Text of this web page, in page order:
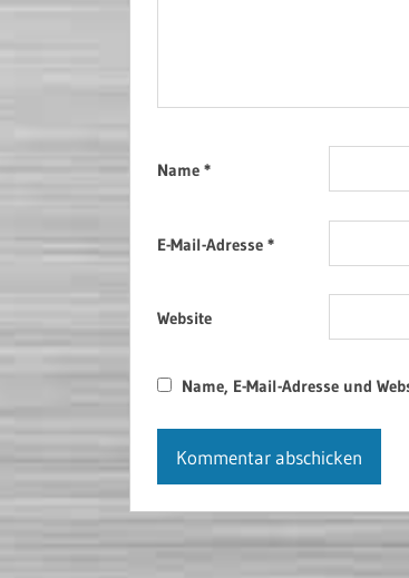
Name *
E-Mail-Adresse *
Website
Name, E-Mail-Adresse und